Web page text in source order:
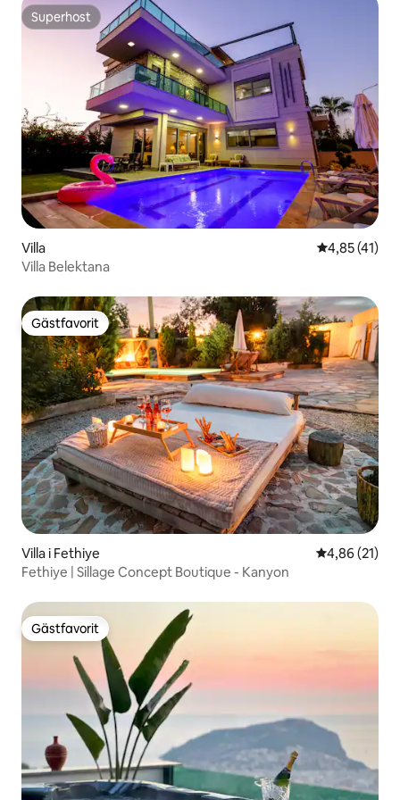
Superhost
Superhost
Villa 4,85 av 5 i
4,85 (41)
Villa Belektana
Gästfavorit
Gästfavorit
Villa i Fethiye 4,86 av 5 i
4,86 (21)
Fethiye | Sillage Concept Boutique - Kanyon
Gästfavorit
Gästfavorit